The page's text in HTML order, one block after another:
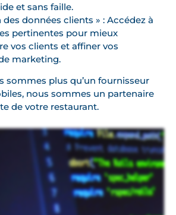
et sans faille.
des données clients » : Accédez à
pertinentes pour mieux
vos clients et affiner vos
marketing.
sommes plus qu’un fournisseur
nous sommes un partenaire
de votre restaurant.